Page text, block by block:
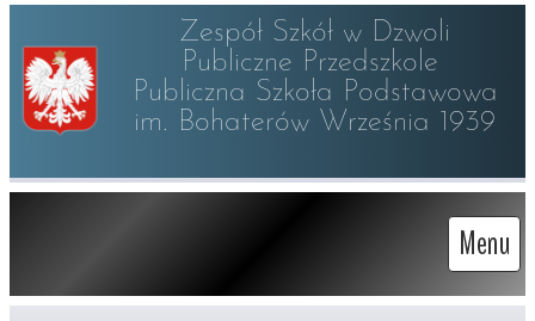
Zespół Szkół w Dzwoli
Publiczne Przedszkole
Publiczna Szkoła Podstawowa
im. Bohaterów Września 1939
Menu